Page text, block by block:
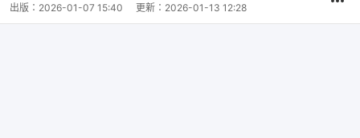
出版： 2026-01-07 15:40 更新： 2026-01-13 12:28